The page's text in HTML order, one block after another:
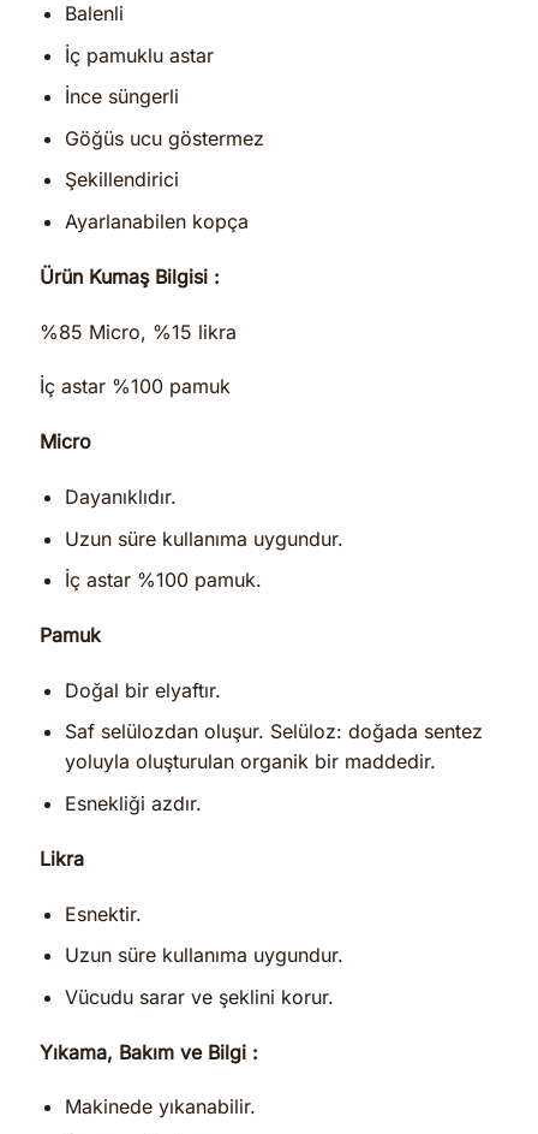
Balenli
İç pamuklu astar
İnce süngerli
Göğüs ucu göstermez
Şekillendirici
Ayarlanabilen kopça
Ürün Kumaş Bilgisi :
%85 Micro, %15 likra
İç astar %100 pamuk
Micro
Dayanıklıdır.
Uzun süre kullanıma uygundur.
İç astar %100 pamuk.
Pamuk
Doğal bir elyaftır.
Saf selülozdan oluşur. Selüloz: doğada sentez
yoluyla oluşturulan organik bir maddedir.
Esnekliği azdır.
Likra
Esnektir.
Uzun süre kullanıma uygundur.
Vücudu sarar ve şeklini korur.
Yıkama, Bakım ve Bilgi :
Makinede yıkanabilir.